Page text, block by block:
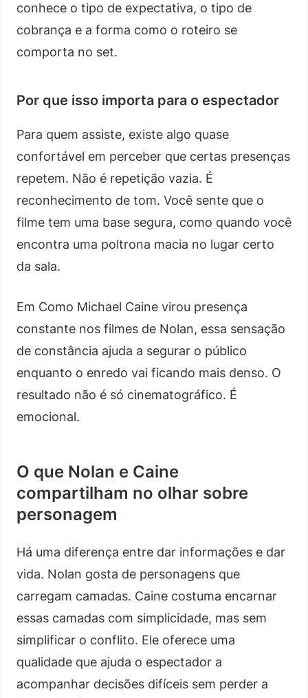
conhece o tipo de expectativa, o tipo de
cobrança e a forma como o roteiro se
comporta no set.
Por que isso importa para o espectador
Para quem assiste, existe algo quase
confortável em perceber que certas presenças
repetem. Não é repetição vazia. É
reconhecimento de tom. Você sente que o
filme tem uma base segura, como quando você
encontra uma poltrona macia no lugar certo
da sala.
Em Como Michael Caine virou presença
constante nos filmes de Nolan, essa sensação
de constância ajuda a segurar o público
enquanto o enredo vai ficando mais denso. O
resultado não é só cinematográfico. É
emocional.
O que Nolan e Caine
compartilham no olhar sobre
personagem
Há uma diferença entre dar informações e dar
vida. Nolan gosta de personagens que
carregam camadas. Caine costuma encarnar
essas camadas com simplicidade, mas sem
simplificar o conflito. Ele oferece uma
qualidade que ajuda o espectador a
acompanhar decisões difíceis sem perder a